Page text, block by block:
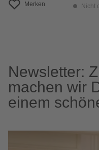
Merken Nicht
Newsletter:
machen wir
einem